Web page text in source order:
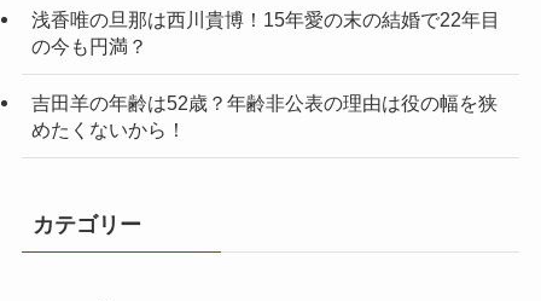
浅香唯の旦那は西川貴博！15年愛の末の結婚で22年目
の今も円満？
吉田羊の年齢は52歳？年齢非公表の理由は役の幅を狭
めたくないから！
カテゴリー